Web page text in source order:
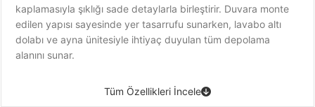
kaplamasıyla şıklığı sade detaylarla birleştirir. Duvara monte
edilen yapısı sayesinde yer tasarrufu sunarken, lavabo altı
dolabı ve ayna ünitesiyle ihtiyaç duyulan tüm depolama
alanını sunar.
Tüm Özellikleri İncele